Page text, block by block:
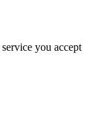
you accept